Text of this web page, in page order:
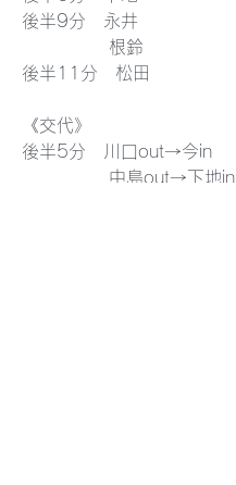
後半9分　永井
根鈴
後半11分　松田
《交代》
後半5分　川口out→今in
中島out→下地in